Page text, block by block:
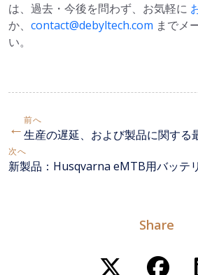
は、過去・今後を問わず、お気軽に
か、 contact@debyltech.com までメ
い。
← 前へ
生産の遅延、および製品に関する
次へ
新製品：Husqvarna eMTB用バッテ
Share